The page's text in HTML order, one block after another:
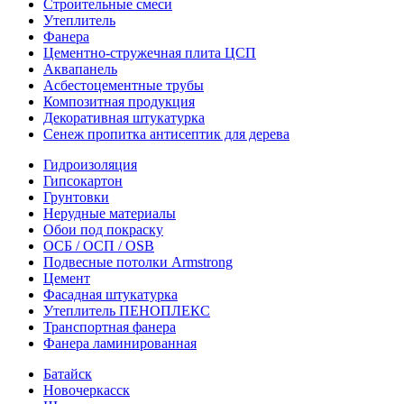
Строительные смеси
Утеплитель
Фанера
Цементно-стружечная плита ЦСП
Аквапанель
Асбестоцементные трубы
Композитная продукция
Декоративная штукатурка
Сенеж пропитка антисептик для дерева
Гидроизоляция
Гипсокартон
Грунтовки
Нерудные материалы
Обои под покраску
ОСБ / ОСП / OSB
Подвесные потолки Armstrong
Цемент
Фасадная штукатурка
Утеплитель ПЕНОПЛЕКС
Транспортная фанера
Фанера ламинированная
Батайск
Новочеркасск